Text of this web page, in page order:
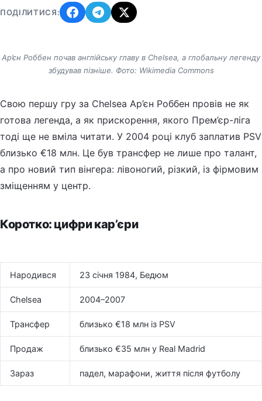
ПОДІЛИТИСЯ:
Ар’єн Роббен почав англійську главу в Chelsea, а глобальну легенду
збудував пізніше. Фото: Wikimedia Commons
Свою першу гру за Chelsea Ар’єн Роббен провів не як
готова легенда, а як прискорення, якого Прем’єр-ліга
тоді ще не вміла читати. У 2004 році клуб заплатив PSV
близько €18 млн. Це був трансфер не лише про талант,
а про новий тип вінгера: лівоногий, різкий, із фірмовим
зміщенням у центр.
Коротко: цифри кар’єри
Народився 23 січня 1984, Бедюм
Chelsea 2004–2007
Трансфер близько €18 млн із PSV
Продаж близько €35 млн у Real Madrid
Зараз падел, марафони, життя після футболу